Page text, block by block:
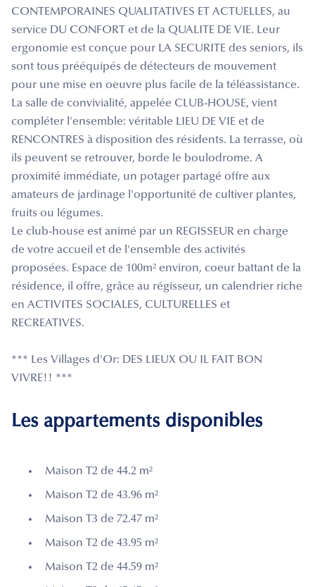
CONTEMPORAINES QUALITATIVES ET ACTUELLES, au
service DU CONFORT et de la QUALITE DE VIE. Leur
ergonomie est conçue pour LA SECURITE des seniors, ils
sont tous prééquipés de détecteurs de mouvement
pour une mise en oeuvre plus facile de la téléassistance.
La salle de convivialité, appelée CLUB-HOUSE, vient
compléter l'ensemble: véritable LIEU DE VIE et de
RENCONTRES à disposition des résidents. La terrasse, où
ils peuvent se retrouver, borde le boulodrome. A
proximité immédiate, un potager partagé offre aux
amateurs de jardinage l'opportunité de cultiver plantes,
fruits ou légumes.
Le club-house est animé par un REGISSEUR en charge
de votre accueil et de l'ensemble des activités
proposées. Espace de 100m² environ, coeur battant de la
résidence, il offre, grâce au régisseur, un calendrier riche
en ACTIVITES SOCIALES, CULTURELLES et
RECREATIVES.
*** Les Villages d'Or: DES LIEUX OU IL FAIT BON
VIVRE!! ***
Les appartements disponibles
Maison T2 de 44.2 m²
Maison T2 de 43.96 m²
Maison T3 de 72.47 m²
Maison T2 de 43.95 m²
Maison T2 de 44.59 m²